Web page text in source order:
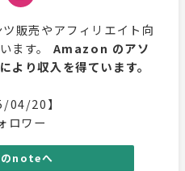
販売やアフィリエイト向
ます。
Amazon のアソ
より収入を得ています。
04/20】
ロワー
のnoteへ